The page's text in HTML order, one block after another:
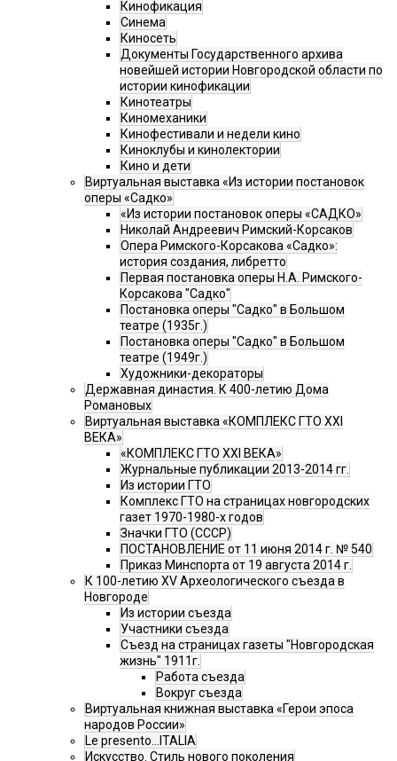
Кинофикация
Синема
Киносеть
Документы Государственного архива
новейшей истории Новгородской области по
истории кинофикации
Кинотеатры
Киномеханики
Кинофестивали и недели кино
Киноклубы и кинолектории
Кино и дети
Виртуальная выставка «Из истории постановок
оперы «Садко»
«Из истории постановок оперы «САДКО»
Николай Андреевич Римский-Корсаков
Опера Римского-Корсакова «Садко»:
история создания, либретто
Первая постановка оперы Н.А. Римского-
Корсакова "Садко"
Постановка оперы "Садко" в Большом
театре (1935г.)
Постановка оперы "Садко" в Большом
театре (1949г.)
Художники-декораторы
Державная династия. К 400-летию Дома
Романовых
Виртуальная выставка «КОМПЛЕКС ГТО XXI
ВЕКА»
«КОМПЛЕКС ГТО XXI ВЕКА»
Журнальные публикации 2013-2014 гг.
Из истории ГТО
Комплекс ГТО на страницах новгородских
газет 1970-1980-х годов
Значки ГТО (СССР)
ПОСТАНОВЛЕНИЕ от 11 июня 2014 г. № 540
Приказ Минспорта от 19 августа 2014 г.
К 100-летию XV Археологического съезда в
Новгороде
Из истории съезда
Участники съезда
Cъезд на страницах газеты "Новгородская
жизнь" 1911г.
Работа съезда
Вокруг съезда
Виртуальная книжная выставка «Герои эпоса
народов России»
Le presento...ITALIA
Искусство. Стиль нового поколения